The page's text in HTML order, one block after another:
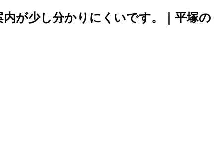
が少し分かりにくいです。｜平塚の